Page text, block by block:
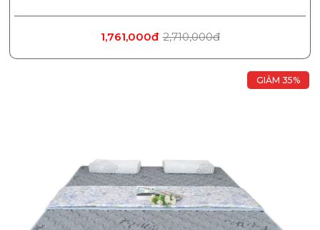
1,761,000đ 2,710,000đ
GIẢM 35%